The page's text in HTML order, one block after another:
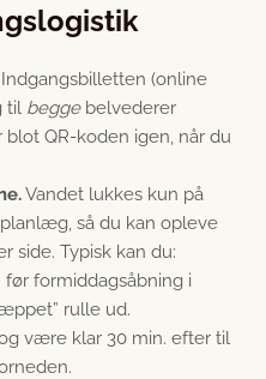
Indgangsbilletten (online
til beggebelvederer
QR-koden igen, når du
Vandet lukkes kun på
så du kan opleve
side. Typisk kan du:
formiddagsåbning i
rulle ud.
være klar 30 min. efter til